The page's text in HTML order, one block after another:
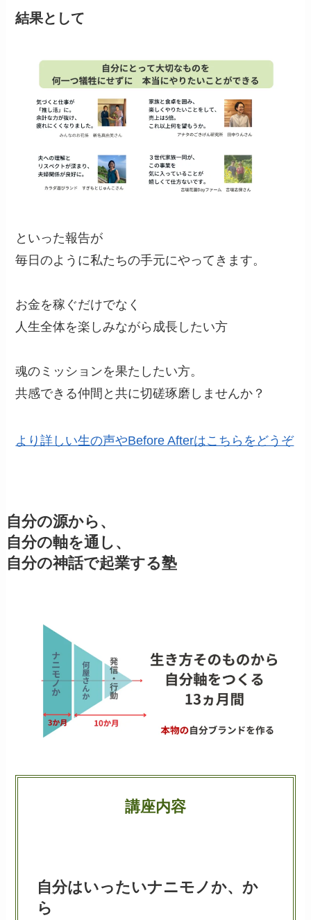
結果として
といった報告が
毎日のように私たちの手元にやってきます。
お金を稼ぐだけでなく
人生全体を楽しみながら成長したい方
魂のミッションを果たしたい方。
共感できる仲間と共に切磋琢磨しませんか？
より詳しい生の声やBefore Afterはこちらをどうぞ
自分の源から、
自分の軸を通し、
自分の神話で起業する塾
講座内容
自分はいったいナニモノか、か
ら